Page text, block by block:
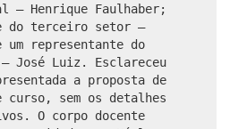
– Henrique Faulhaber;
do terceiro setor –
representante do
José Luiz. Esclareceu
a proposta de
curso, sem os detalhes
O corpo docente